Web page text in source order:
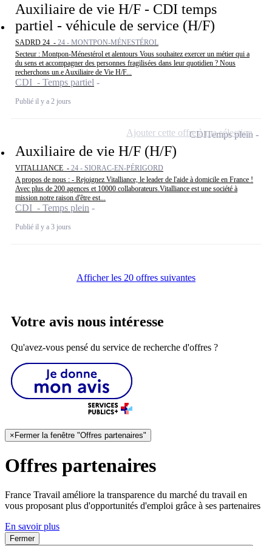
Auxiliaire de vie H/F - CDI temps
partiel - véhicule de service (H/F)
SADRD 24 - 24 - MONTPON-MÉNESTÉROL
Secteur : Montpon-Ménestérol et alentours Vous souhaitez exercer un métier qui a
du sens et accompagner des personnes fragilisées dans leur quotidien ? Nous
recherchons un.e Auxiliaire de Vie H/F...
CDI - Temps partiel
Publié il y a 2 jours
Auxiliaire de vie H/F (H/F)
VITALLIANCE - 24 - SIORAC-EN-PÉRIGORD
A propos de nous : - Rejoignez Vitalliance, le leader de l'aide à domicile en France !
Avec plus de 200 agences et 10000 collaborateurs.Vitalliance est une société à
mission notre raison d'être est...
CDI - Temps plein
Publié il y a 3 jours
CDITemps plein
Ajouter cette offre à ma sélection
Afficher les 20 offres suivantes
Votre avis nous intéresse
Qu'avez-vous pensé du service de recherche d'offres ?
×Fermer la fenêtre "Offres partenaires"
Offres partenaires
France Travail améliore la transparence du marché du travail en
vous proposant plus d'opportunités d'emploi grâce à ses partenaires
En savoir plus
Fermer